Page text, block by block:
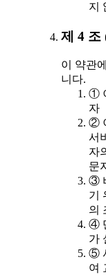
지
제 4 조
이 약관
니다.
①
자
②
서
자
문
③
기
의
④
가
⑤
여